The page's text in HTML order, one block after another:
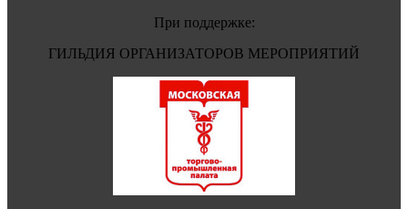
При поддержке:
ГИЛЬДИЯ ОРГАНИЗАТОРОВ МЕРОПРИЯТИЙ